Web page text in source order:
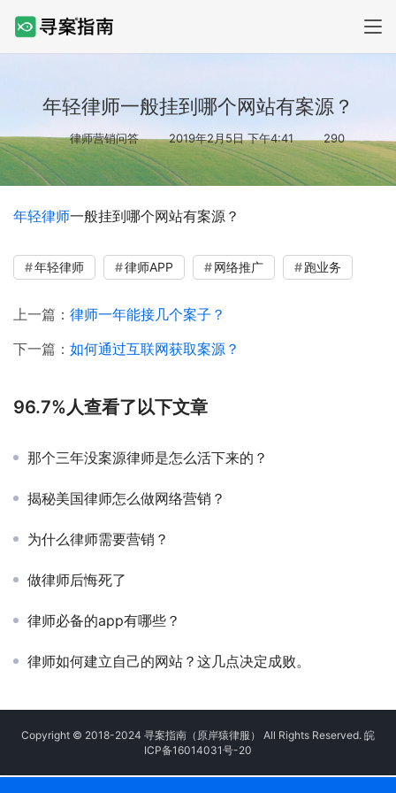
年轻律师一般挂到哪个网站有案源？
律师营销问答 2019年2月5日 下午4:41 290
年轻律师一般挂到哪个网站有案源？
年轻律师 律师APP 网络推广 跑业务
上一篇： 律师一年能接几个案子？
下一篇： 如何通过互联网获取案源？
96.7%人查看了以下文章
那个三年没案源律师是怎么活下来的？
揭秘美国律师怎么做网络营销？
为什么律师需要营销？
做律师后悔死了
律师必备的app有哪些？
律师如何建立自己的网站？这几点决定成败。
Copyright © 2018-2024 寻案指南（原岸猿律服） All Rights Reserved. 皖
ICP备16014031号-20